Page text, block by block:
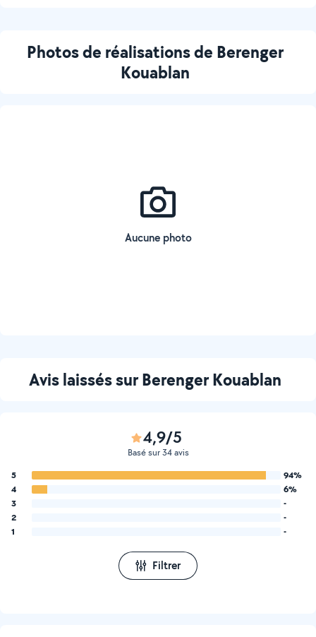
Photos de réalisations de Berenger
Kouablan
Aucune photo
Avis laissés sur Berenger Kouablan
4,9/5
Basé sur 34 avis
5
94%
4
6%
3
-
2
-
1
-
Filtrer